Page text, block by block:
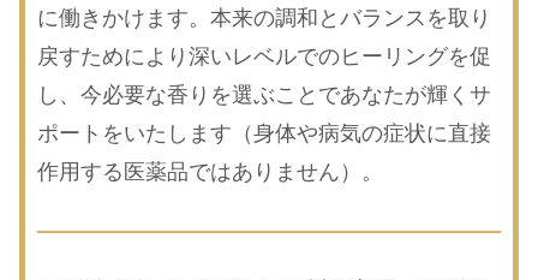
に働きかけます。本来の調和とバランスを取り
戻すためにより深いレベルでのヒーリングを促
し、今必要な香りを選ぶことであなたが輝くサ
ポートをいたします（身体や病気の症状に直接
作用する医薬品ではありません）。